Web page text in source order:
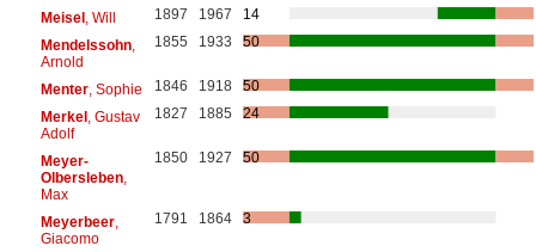
Meisel, Will 1897 1967
14
Mendelssohn,
Arnold
1855 1933 50
Menter, Sophie 1846 1918
50
Merkel, Gustav
Adolf
1827 1885 24
Meyer-
Olbersleben,
Max
1850 1927 50
Meyerbeer,
Giacomo
1791 1864 3